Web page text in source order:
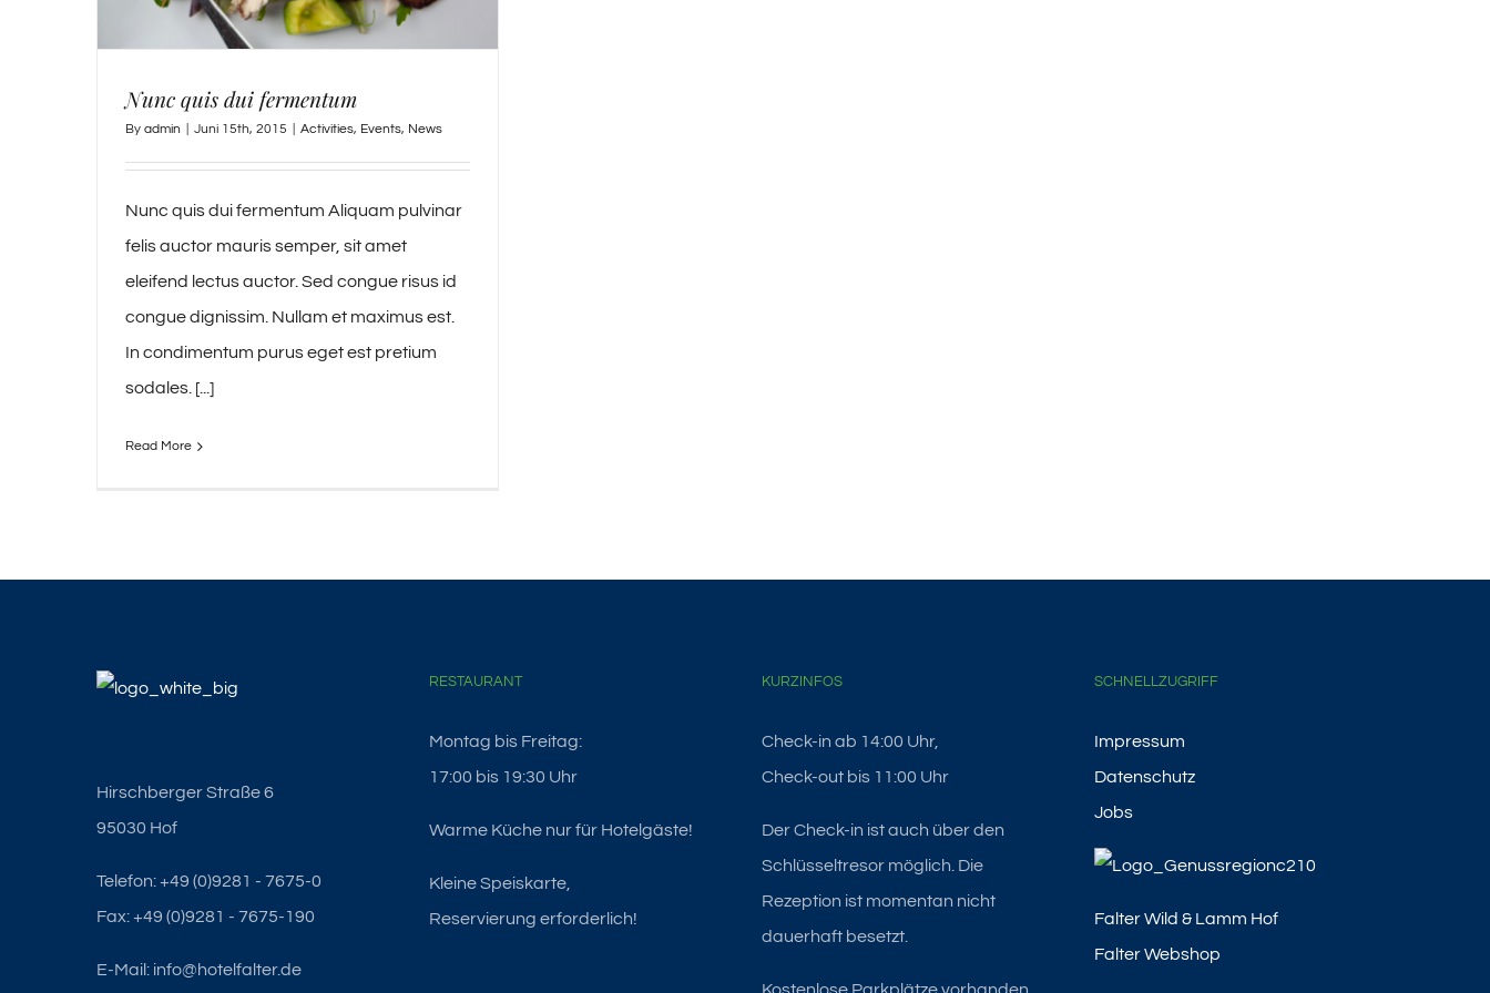
Nunc quis dui fermentum
By admin Juni 15th, 2015 Activities, Events, News
Nunc quis dui fermentum Aliquam pulvinar
felis auctor mauris semper, sit amet
eleifend lectus auctor. Sed congue risus id
congue dignissim. Nullam et maximus est.
In condimentum purus eget est pretium
sodales. [...]
Read More
Hirschberger Straße 6
95030 Hof
Telefon: +49 (0)9281 - 7675-0
Fax: +49 (0)9281 - 7675-190
E-Mail: info@hotelfalter.de
RESTAURANT
Montag bis Freitag:
17:00 bis 19:30 Uhr
Warme Küche nur für Hotelgäste!
Kleine Speiskarte,
Reservierung erforderlich!
KURZINFOS
Check-in ab 14:00 Uhr,
Check-out bis 11:00 Uhr
Der Check-in ist auch über den
Schlüsseltresor möglich. Die
Rezeption ist momentan nicht
dauerhaft besetzt.
SCHNELLZUGRIFF
Impressum
Datenschutz
Jobs
Falter Wild & Lamm Hof
Falter Webshop